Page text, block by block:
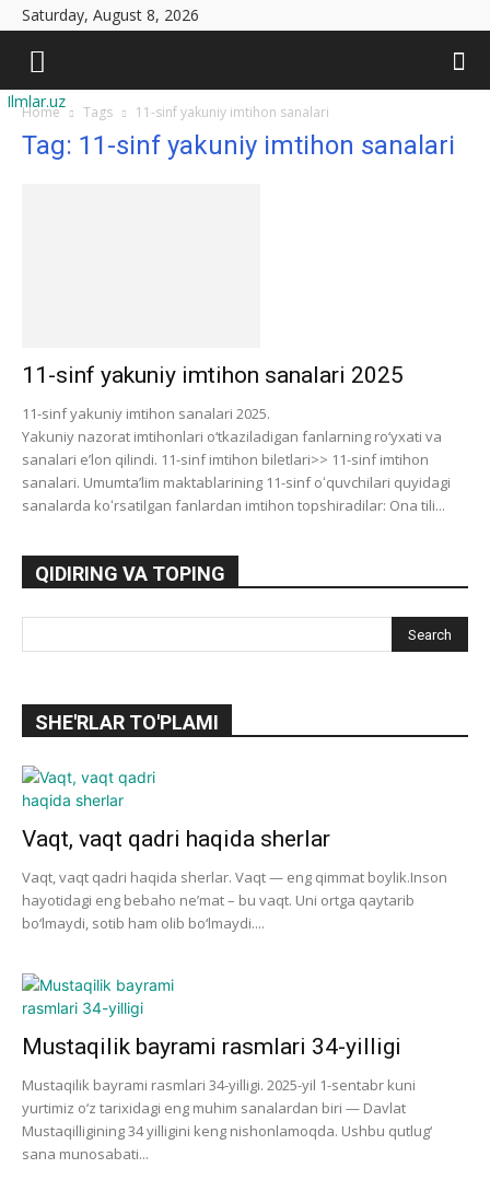
Saturday, August 8, 2026
Ilmlar.uz
Home Tags 11-sinf yakuniy imtihon sanalari
Tag: 11-sinf yakuniy imtihon sanalari
11-sinf yakuniy imtihon sanalari 2025
11-sinf yakuniy imtihon sanalari 2025.
Yakuniy nazorat imtihonlari o‘tkaziladigan fanlarning ro‘yxati va
sanalari e’lon qilindi. 11-sinf imtihon biletlari>> 11-sinf imtihon
sanalari. Umumtaʼlim maktablarining 11-sinf oʻquvchilari quyidagi
sanalarda koʻrsatilgan fanlardan imtihon topshiradilar: Ona tili...
QIDIRING VA TOPING
SHE'RLAR TO'PLAMI
Vaqt, vaqt qadri haqida sherlar
Vaqt, vaqt qadri haqida sherlar. Vaqt — eng qimmat boylik.Inson
hayotidagi eng bebaho ne’mat – bu vaqt. Uni ortga qaytarib
bo‘lmaydi, sotib ham olib bo‘lmaydi....
Mustaqilik bayrami rasmlari 34-yilligi
Mustaqilik bayrami rasmlari 34-yilligi. 2025-yil 1-sentabr kuni
yurtimiz o‘z tarixidagi eng muhim sanalardan biri — Davlat
Mustaqilligining 34 yilligini keng nishonlamoqda. Ushbu qutlug‘
sana munosabati...